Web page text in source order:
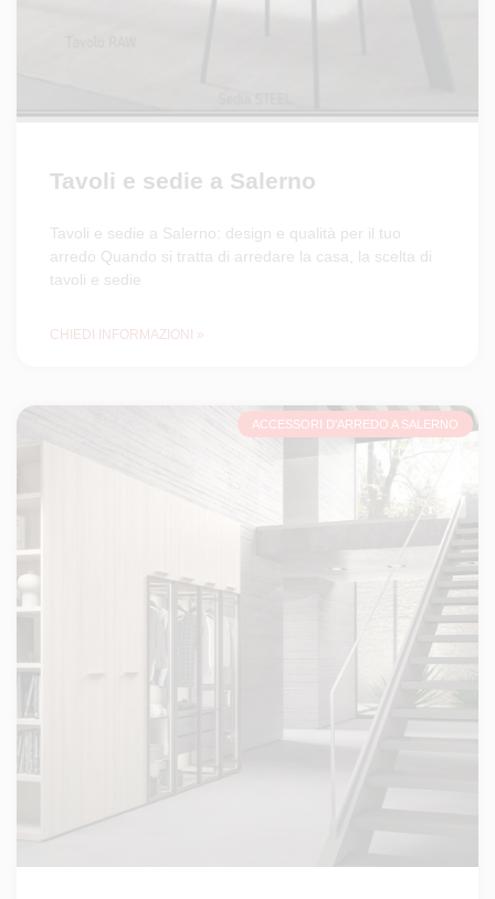
Tavoli e sedie a Salerno
Tavoli e sedie a Salerno: design e qualità per il tuo
arredo Quando si tratta di arredare la casa, la scelta di
tavoli e sedie
CHIEDI INFORMAZIONI »
ACCESSORI D'ARREDO A SALERNO